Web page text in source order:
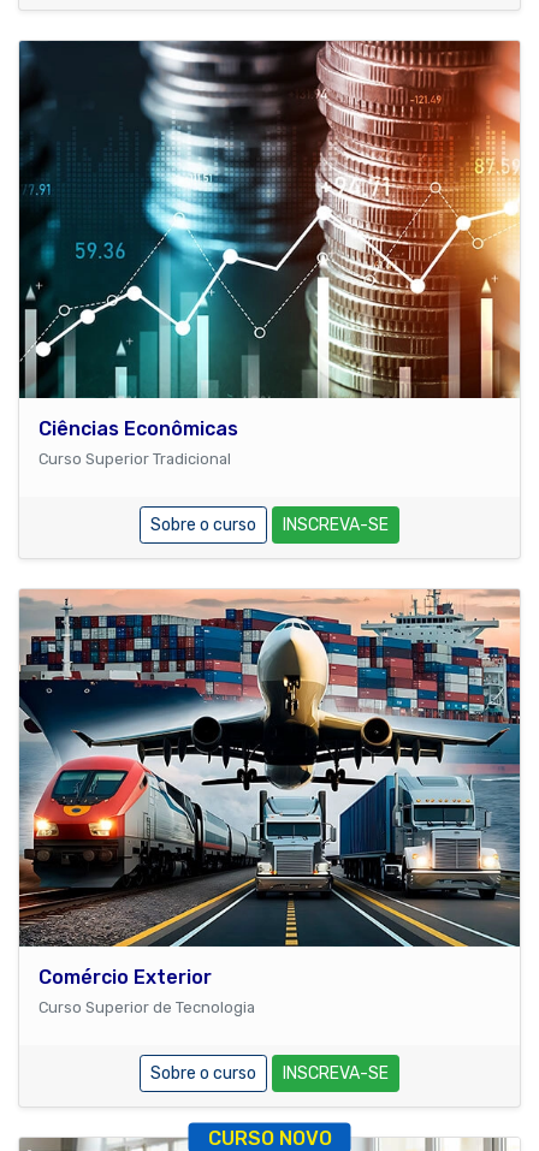
Ciências Econômicas
Curso Superior Tradicional
Sobre o curso INSCREVA-SE
Comércio Exterior
Curso Superior de Tecnologia
Sobre o curso INSCREVA-SE
CURSO NOVO